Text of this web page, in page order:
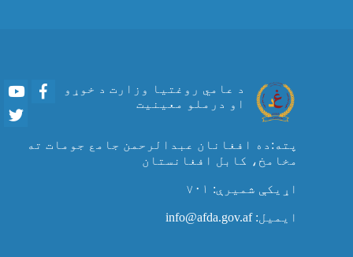
د عامي روغتیا وزارت د خوړو
او درملو معینیت
YoutubeFacebook
پته:ده افغانان عبدالرحمن جامع جومات ته
مخامخ، کابل افغانستان
اړیکې شمیرې: ۷۰۱
ایمیل: info@afda.gov.af